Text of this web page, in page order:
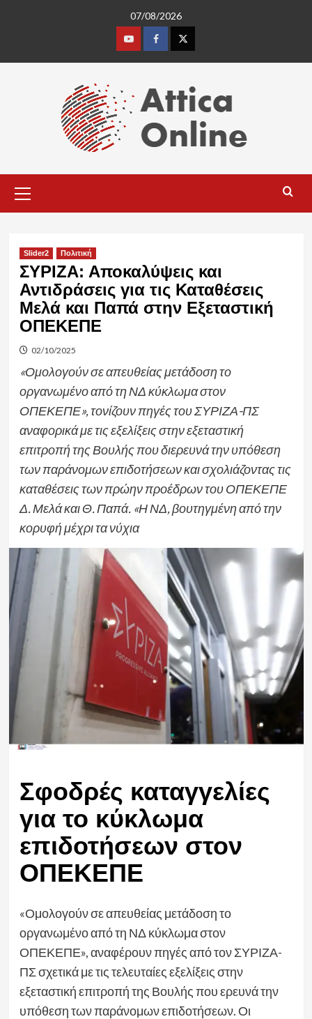
07/08/2026
YoutubeFacebookTwitter
Menu
Slider2 Πολιτική
ΣΥΡΙΖΑ: Αποκαλύψεις και
Αντιδράσεις για τις Καταθέσεις
Μελά και Παπά στην Εξεταστική
ΟΠΕΚΕΠΕ
02/10/2025
«Ομολογούν σε απευθείας μετάδοση το
οργανωμένο από τη ΝΔ κύκλωμα στον
ΟΠΕΚΕΠΕ», τονίζουν πηγές του ΣΥΡΙΖΑ-ΠΣ
αναφορικά με τις εξελίξεις στην εξεταστική
επιτροπή της Βουλής που διερευνά την υπόθεση
των παράνομων επιδοτήσεων και σχολιάζοντας τις
καταθέσεις των πρώην προέδρων του ΟΠΕΚΕΠΕ
Δ. Μελά και Θ. Παπά. «Η ΝΔ, βουτηγμένη από την
κορυφή μέχρι τα νύχια
Σφοδρές καταγγελίες
για το κύκλωμα
επιδοτήσεων στον
ΟΠΕΚΕΠΕ
«Ομολογούν σε απευθείας μετάδοση το
οργανωμένο από τη ΝΔ κύκλωμα στον
ΟΠΕΚΕΠΕ», αναφέρουν πηγές από τον ΣΥΡΙΖΑ-
ΠΣ σχετικά με τις τελευταίες εξελίξεις στην
εξεταστική επιτροπή της Βουλής που ερευνά την
υπόθεση των παράνομων επιδοτήσεων. Οι